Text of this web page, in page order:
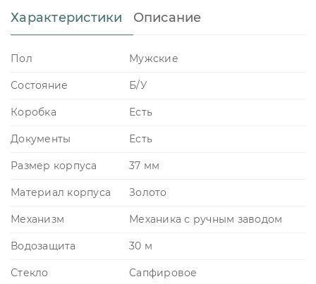
Характеристики Описание
Пол Мужские
Состояние Б/У
Коробка Есть
Документы Есть
Размер корпуса 37 мм
Материал корпуса Золото
Механизм Механика с ручным заводом
Водозащита 30 м
Стекло Сапфировое